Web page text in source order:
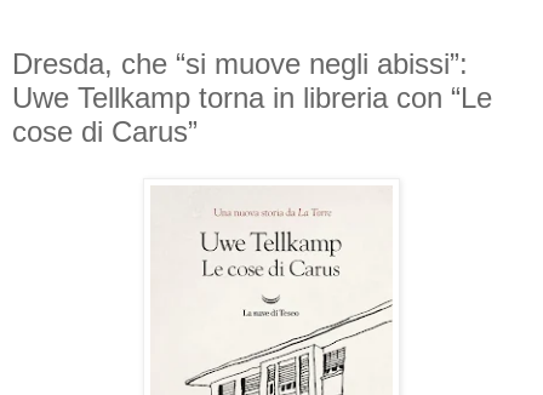
Dresda, che “si muove negli abissi”:
Uwe Tellkamp torna in libreria con “Le
cose di Carus”